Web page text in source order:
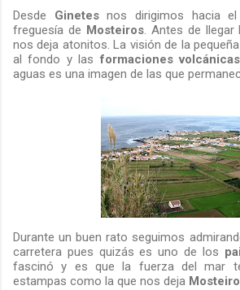
Desde Ginetesnos dirigimos hacia el
freguesía de Mosteiros. Antes de llegar
nos deja atonitos. La visión de la
al fondo y lasformaciones volcánicas
aguas es una imagen de las que
Durante un buen rato seguimos
carretera pues quizás es uno de los
fascinó y es que la fuerza del mar
estampas como la que nos deja